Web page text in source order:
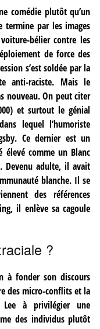
comédie plutôt qu’un
termine par les images
bélier contre les
de force des
s’est soldée par la
anti-raciste. Mais le
nouveau. On peut citer
et surtout le génial
lequel l’humoriste
Ce dernier est un
élevé comme un Blanc
Devenu adulte, il avait
blanche. Il se
des références
il enlève sa cagoule
?
à fonder son discours
des micro-conflits et la
à privilégier une
des individus plutôt